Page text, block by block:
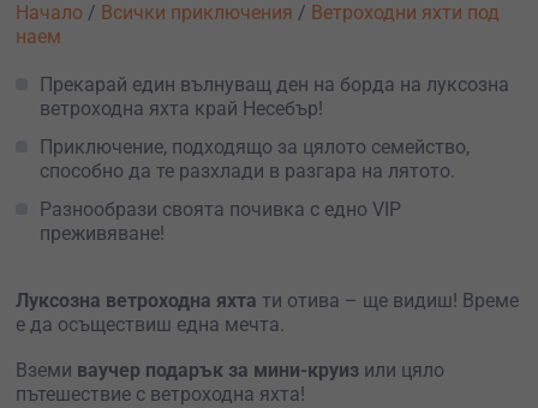
Начало / Всички приключения / Ветроходни яхти под
наем
Прекарай един вълнуващ ден на борда на луксозна
ветроходна яхта край Несебър!
Приключение, подходящо за цялото семейство,
способно да те разхлади в разгара на лятото.
Разнообрази своята почивка с еднo VIP
преживяване!
Луксозна ветроходна яхта ти отива – ще видиш! Време
е да осъществиш една мечта.
Вземи ваучер подарък за мини-круиз или цяло
пътешествие с ветроходна яхта!